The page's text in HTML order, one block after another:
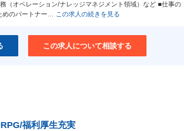
（オペレーション/ナレッジマネジメント領域）など ■仕事の
めのパートナー… この求人の続きを見る
この求人について相談する
福利厚生充実